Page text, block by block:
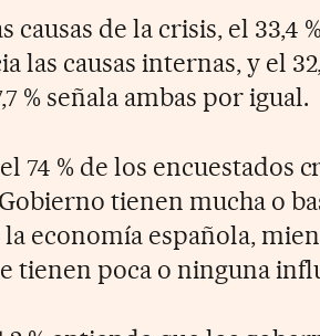
causas de la crisis, el 33,4
las causas internas, y el
% señala ambas por igual.
74 % de los encuestados
tienen mucha o
economía española,
tienen poca o ninguna